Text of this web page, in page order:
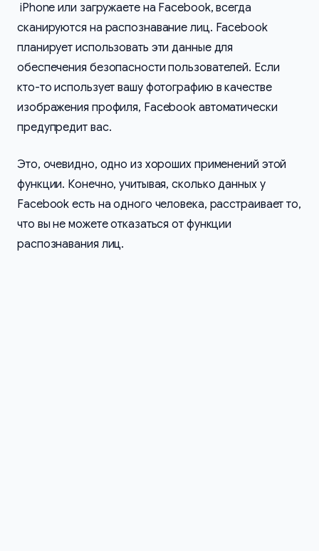
iPhone или загружаете на Facebook, всегда
сканируются на распознавание лиц. Facebook
планирует использовать эти данные для
обеспечения безопасности пользователей. Если
кто-то использует вашу фотографию в качестве
изображения профиля, Facebook автоматически
предупредит вас.
Это, очевидно, одно из хороших применений этой
функции. Конечно, учитывая, сколько данных у
Facebook есть на одного человека, расстраивает то,
что вы не можете отказаться от функции
распознавания лиц.